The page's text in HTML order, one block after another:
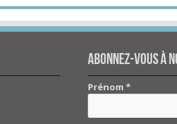
Abonnez-vous
Prénom*